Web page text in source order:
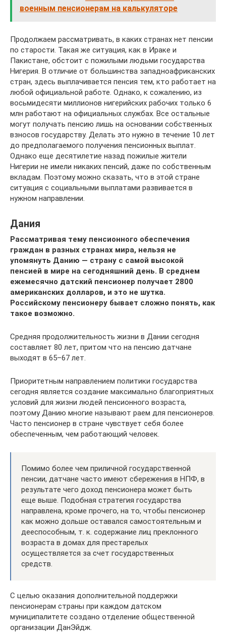
военным пенсионерам на калькуляторе
Продолжаем рассматривать, в каких странах нет пенсии
по старости. Такая же ситуация, как в Ираке и
Пакистане, обстоит с пожилыми людьми государства
Нигерия. В отличие от большинства западноафриканских
стран, здесь выплачивается пенсия тем, кто работает на
любой официальной работе. Однако, к сожалению, из
восьмидесяти миллионов нигерийских рабочих только 6
млн работают на официальных службах. Все остальные
могут получать пенсию лишь на основании собственных
взносов государству. Делать это нужно в течение 10 лет
до предполагаемого получения пенсионных выплат.
Однако еще десятилетие назад пожилые жители
Нигерии не имели никаких пенсий, даже по собственным
вкладам. Поэтому можно сказать, что в этой стране
ситуация с социальными выплатами развивается в
нужном направлении.
Дания
Рассматривая тему пенсионного обеспечения
граждан в разных странах мира, нельзя не
упомянуть Данию — страну с самой высокой
пенсией в мире на сегодняшний день. В среднем
ежемесячно датский пенсионер получает 2800
американских долларов, и это не шутка.
Российскому пенсионеру бывает сложно понять, как
такое возможно.
Средняя продолжительность жизни в Дании сегодня
составляет 80 лет, притом что на пенсию датчане
выходят в 65–67 лет.
Приоритетным направлением политики государства
сегодня является создание максимально благоприятных
условий для жизни людей пенсионного возраста,
поэтому Данию многие называют раем для пенсионеров.
Часто пенсионер в стране чувствует себя более
обеспеченным, чем работающий человек.
Помимо более чем приличной государственной
пенсии, датчане часто имеют сбережения в НПФ, в
результате чего доход пенсионера может быть
еще выше. Подобная стратегия государства
направлена, кроме прочего, на то, чтобы пенсионер
как можно дольше оставался самостоятельным и
дееспособным, т. к. содержание лиц преклонного
возраста в домах для престарелых
осуществляется за счет государственных
средств.
С целью оказания дополнительной поддержки
пенсионерам страны при каждом датском
муниципалитете создано отделение общественной
организации ДанЭйдж.